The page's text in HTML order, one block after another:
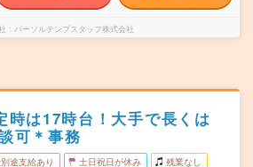
パーソルテンプスタッフ株式会社
時は17時台！大手で長くは
可＊事務
途支給あり 土日祝日が休み 残業なし